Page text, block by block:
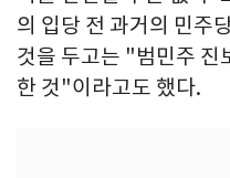
의 입당 전 과거의 민주
것을 두고는 "범민주 진
한 것"이라고도 했다.